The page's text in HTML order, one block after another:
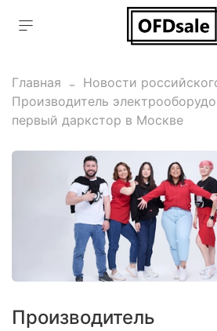
Главная
Новости
Производитель
первый даркстор в Москве
Производитель